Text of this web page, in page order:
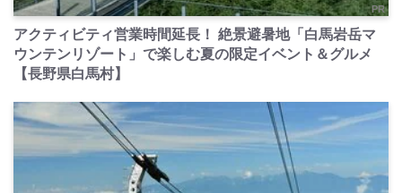
PR
アクティビティ営業時間延長！ 絶景避暑地「白馬岩岳マ
ウンテンリゾート」で楽しむ夏の限定イベント＆グルメ
【長野県白馬村】